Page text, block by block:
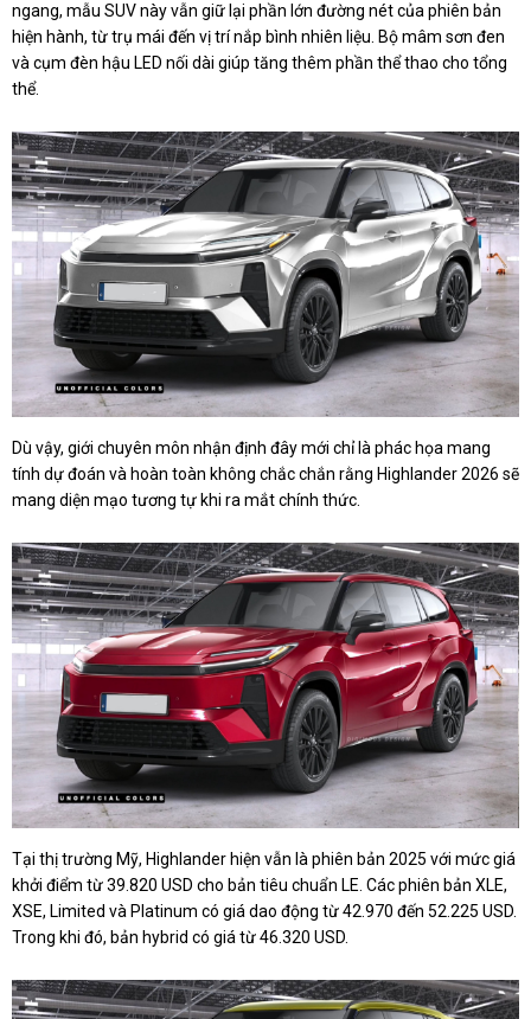
ngang, mẫu SUV này vẫn giữ lại phần lớn đường nét của phiên bản
hiện hành, từ trụ mái đến vị trí nắp bình nhiên liệu. Bộ mâm sơn đen
và cụm đèn hậu LED nối dài giúp tăng thêm phần thể thao cho tổng
thể.
Dù vậy, giới chuyên môn nhận định đây mới chỉ là phác họa mang
tính dự đoán và hoàn toàn không chắc chắn rằng Highlander 2026 sẽ
mang diện mạo tương tự khi ra mắt chính thức.
Tại thị trường Mỹ, Highlander hiện vẫn là phiên bản 2025 với mức giá
khởi điểm từ 39.820 USD cho bản tiêu chuẩn LE. Các phiên bản XLE,
XSE, Limited và Platinum có giá dao động từ 42.970 đến 52.225 USD.
Trong khi đó, bản hybrid có giá từ 46.320 USD.